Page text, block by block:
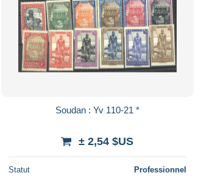
Soudan : Yv 110-21 *
± 2,54 $US
Statut Professionnel